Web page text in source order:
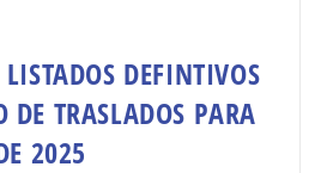
DEFINTIVOS
DE TRASLADOS PARA
2025